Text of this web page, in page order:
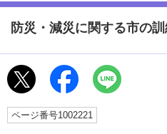
防災・減災に関する市の
ページ番号1002221